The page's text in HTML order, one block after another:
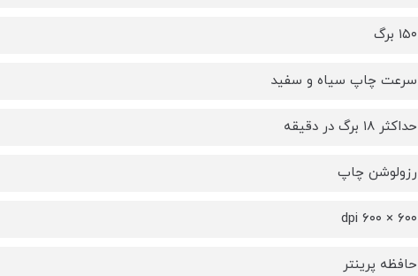
۱۵۰ برگ
سرعت چاپ سیاه و سفید
حداکثر ۱۸ برگ در دقیقه
رزولوشن چاپ
۶۰۰ × ۶۰۰ dpi
حافظه پرینتر